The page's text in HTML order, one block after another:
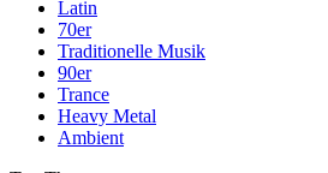
Latin
70er
Traditionelle Musik
90er
Trance
Heavy Metal
Ambient